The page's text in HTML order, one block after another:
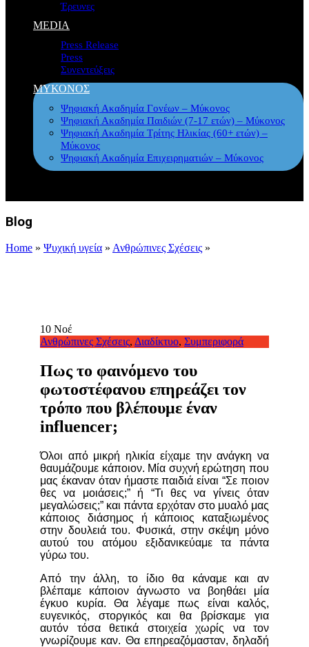
Έρευνες
MEDIA
Press Release
Press
Συνεντεύξεις
ΜΥΚΟΝΟΣ
Ψηφιακή Ακαδημία Γονέων – Μύκονος
Ψηφιακή Ακαδημία Παιδιών (7-17 ετών) – Μύκονος
Ψηφιακή Ακαδημία Τρίτης Ηλικίας (60+ ετών) –
Μύκονος
Ψηφιακή Ακαδημία Επιχειρηματιών – Μύκονος
Blog
Home » Ψυχική υγεία » Ανθρώπινες Σχέσεις »
10 Νοέ
Ανθρώπινες Σχέσεις, Διαδίκτυο, Συμπεριφορά
Πως το φαινόμενο του
φωτοστέφανου επηρεάζει τον
τρόπο που βλέπουμε έναν
influencer;
Όλοι από μικρή ηλικία είχαμε την ανάγκη να
θαυμάζουμε κάποιον. Μία συχνή ερώτηση που
μας έκαναν όταν ήμαστε παιδιά είναι “Σε ποιον
θες να μοιάσεις;” ή “Τι θες να γίνεις όταν
μεγαλώσεις;” και πάντα ερχόταν στο μυαλό μας
κάποιος διάσημος ή κάποιος καταξιωμένος
στην δουλειά του. Φυσικά, στην σκέψη μόνο
αυτού του ατόμου εξιδανικεύαμε τα πάντα
γύρω του.
Από την άλλη, το ίδιο θα κάναμε και αν
βλέπαμε κάποιον άγνωστο να βοηθάει μία
έγκυο κυρία. Θα λέγαμε πως είναι καλός,
ευγενικός, στοργικός και θα βρίσκαμε για
αυτόν τόσα θετικά στοιχεία χωρίς να τον
γνωρίζουμε καν. Θα επηρεαζόμασταν, δηλαδή